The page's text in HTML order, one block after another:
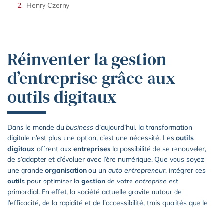
Henry Czerny
Réinventer la gestion
d’entreprise grâce aux
outils digitaux
Dans le monde du business d’aujourd’hui, la transformation
digitale n’est plus une option, c’est une nécessité. Les outils
digitaux offrent aux entreprises la possibilité de se renouveler,
de s’adapter et d’évoluer avec l’ère numérique. Que vous soyez
une grande organisation ou un auto entrepreneur, intégrer ces
outils pour optimiser la gestion de votre entreprise est
primordial. En effet, la société actuelle gravite autour de
l’efficacité, de la rapidité et de l’accessibilité, trois qualités que le